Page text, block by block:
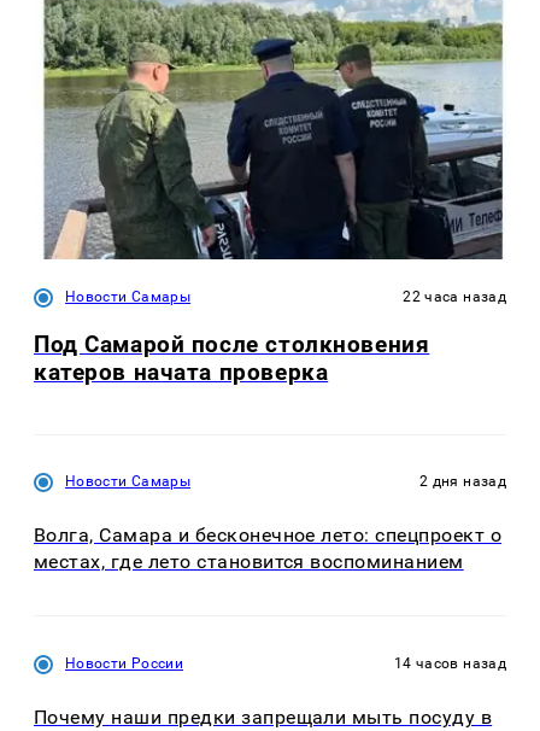
Новости Самары 22 часа назад
Под Самарой после столкновения
катеров начата проверка
Новости Самары 2 дня назад
Волга, Самара и бесконечное лето: спецпроект о
местах, где лето становится воспоминанием
Новости России 14 часов назад
Почему наши предки запрещали мыть посуду в